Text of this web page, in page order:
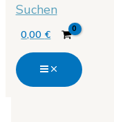
Suchen
0,00 €